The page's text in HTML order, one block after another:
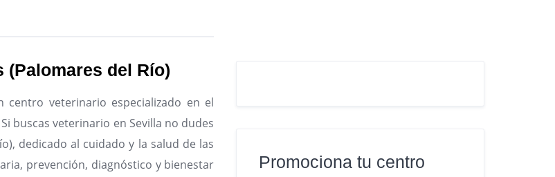
(Palomares del Río)
centro veterinario especializado en el
Si buscas veterinario en Sevilla no dudes
dedicado al cuidado y la salud de las
prevención, diagnóstico y bienestar
Promociona tu centro